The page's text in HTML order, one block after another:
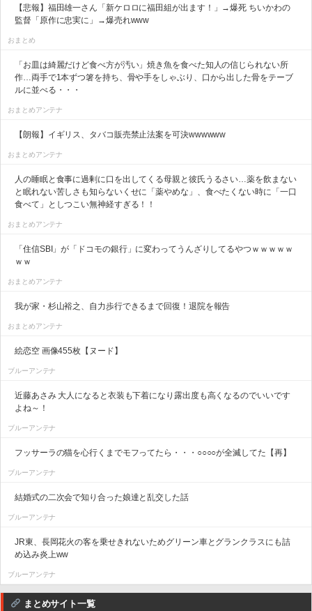
【悲報】福田雄一さん「新ケロロに福田組が出ます！」→爆死 ちいかわの
監督「原作に忠実に」→爆売れwww
おまとめ
「お皿は綺麗だけど食べ方が汚い」焼き魚を食べた知人の信じられない所
作…両手で1本ずつ箸を持ち、骨や手をしゃぶり、口から出した骨をテーブ
ルに並べる・・・
おまとめアンテナ
【朗報】イギリス、タバコ販売禁止法案を可決wwwwww
おまとめアンテナ
人の睡眠と食事に過剰に口を出してくる母親と彼氏うるさい…薬を飲まない
と眠れない苦しさも知らないくせに「薬やめな」、食べたくない時に「一口
食べて」としつこい無神経すぎる！！
おまとめアンテナ
「住信SBI」が「ドコモの銀行」に変わってうんざりしてるやつｗｗｗｗｗ
ｗｗ
おまとめアンテナ
我が家・杉山裕之、自力歩行できるまで回復！退院を報告
おまとめアンテナ
絵恋空 画像455枚【ヌード】
ブルーアンテナ
近藤あさみ 大人になると衣装も下着になり露出度も高くなるのでいいです
よね～！
ブルーアンテナ
フッサーラの猫を心行くまでモフってたら・・・○○○○が全滅してた【再】
ブルーアンテナ
結婚式の二次会で知り合った娘達と乱交した話
ブルーアンテナ
JR東、長岡花火の客を乗せきれないためグリーン車とグランクラスにも詰
め込み炎上ww
ブルーアンテナ
まとめサイト一覧